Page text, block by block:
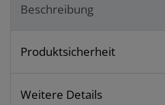
Beschreibung
Produktsicherheit
Weitere Details